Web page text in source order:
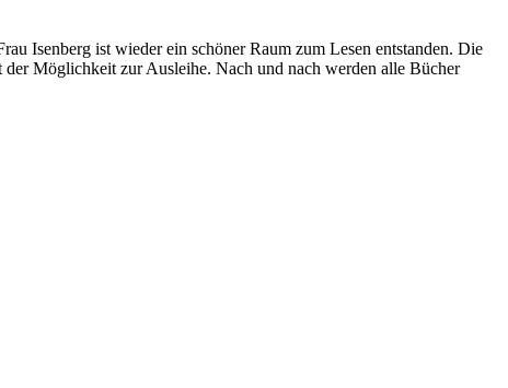
Isenberg ist wieder ein schöner Raum zum Lesen entstanden. Die
Möglichkeit zur Ausleihe. Nach und nach werden alle Bücher